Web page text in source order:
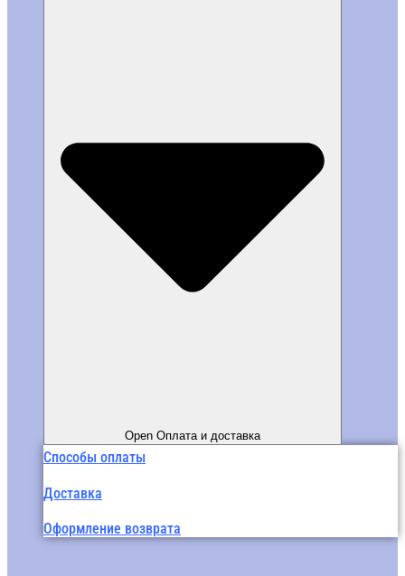
Open Оплата и доставка
Способы оплаты
Доставка
Оформление возврата